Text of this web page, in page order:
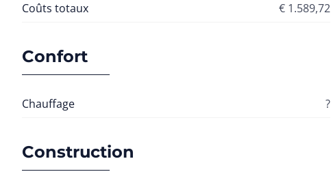
Coûts totaux
€ 1.589,72
Confort
Chauffage ?
Construction